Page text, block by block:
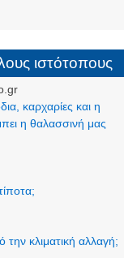
ιστότοπους
καρχαρίες και η
η θαλασσινή μας
την κλιματική αλλαγή;